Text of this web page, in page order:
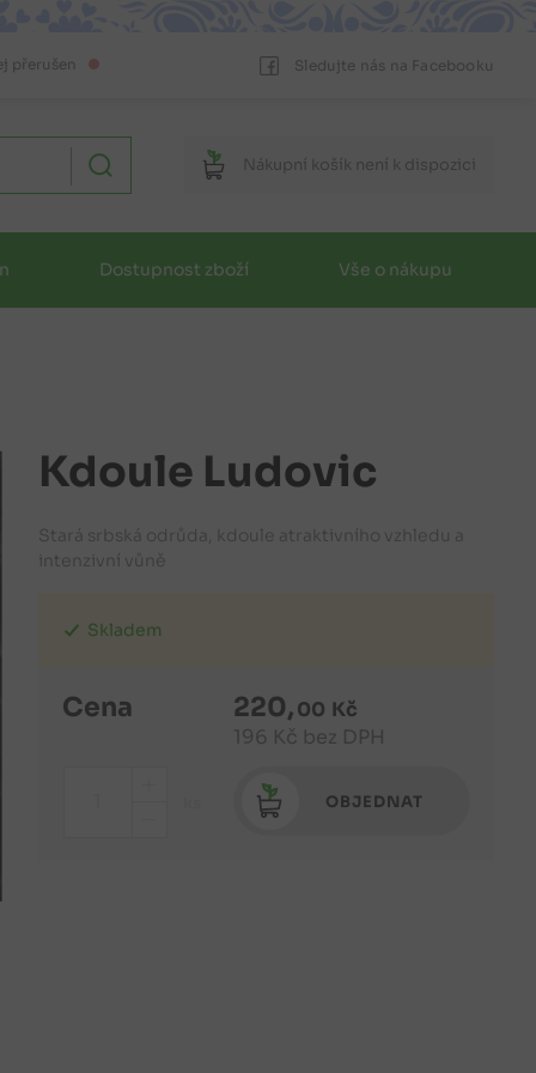
přerušen Sledujte nás na Facebooku
Nákupní košík není k dispozici
Dostupnost zboží Vše o nákupu
Kdoule Ludovic
Stará srbská odrůda, kdoule atraktivního vzhledu a
intenzivní vůně
Skladem
Cena 220,00 Kč
196 Kč bez DPH
OBJEDNAT